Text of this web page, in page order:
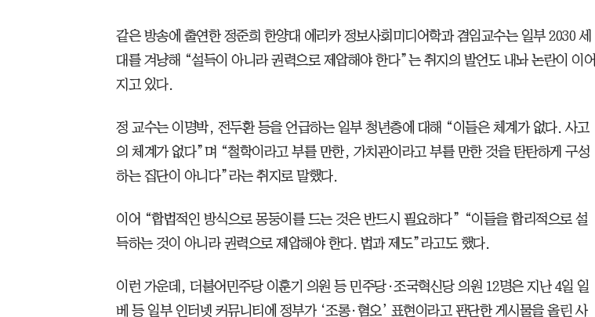
같은 방송에 출연한 정준희 한양대 에리카 정보사회미디어학과 겸임교수는 일부 2030 세
대를 겨냥해 “설득이 아니라 권력으로 제압해야 한다”는 취지의 발언도 내놔 논란이 이어
지고 있다.
정 교수는 이명박, 전두환 등을 언급하는 일부 청년층에 대해 “이들은 체계가 없다. 사고
의 체계가 없다”며 “철학이라고 부를 만한, 가치관이라고 부를 만한 것을 탄탄하게 구성
하는 집단이 아니다”라는 취지로 말했다.
이어 “합법적인 방식으로 몽둥이를 드는 것은 반드시 필요하다” “이들을 합리적으로 설
득하는 것이 아니라 권력으로 제압해야 한다. 법과 제도”라고도 했다.
이런 가운데, 더불어민주당 이훈기 의원 등 민주당·조국혁신당 의원 12명은 지난 4일 일
베 등 일부 인터넷 커뮤니티에 정부가 ‘조롱·혐오’ 표현이라고 판단한 게시물을 올린 사